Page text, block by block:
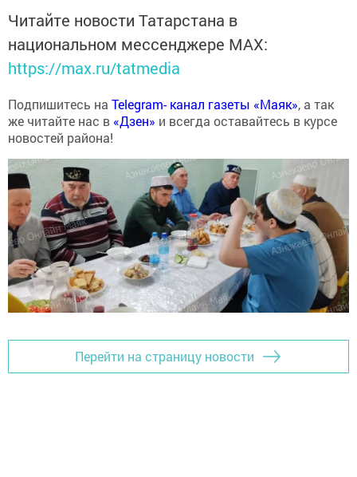
Читайте новости Татарстана в
национальном мессенджере MАХ:
https://max.ru/tatmedia
Подпишитесь на Telegram- канал газеты «Маяк», а так
же читайте нас в «Дзен» и всегда оставайтесь в курсе
новостей района!
Перейти на страницу новости